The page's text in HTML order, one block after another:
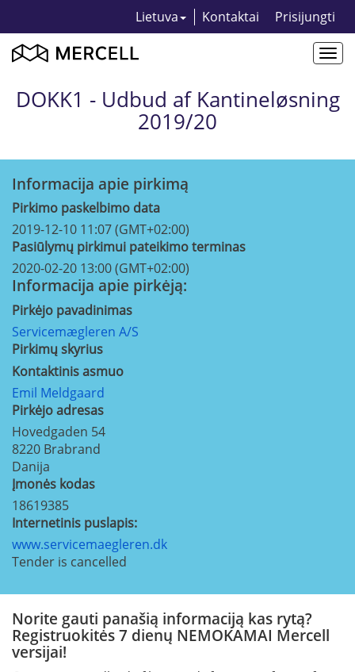
Lietuva Kontaktai Prisijungti
DOKK1 - Udbud af Kantineløsning
2019/20
Informacija apie pirkimą
Pirkimo paskelbimo data
2019-12-10 11:07 (GMT+02:00)
Pasiūlymų pirkimui pateikimo terminas
2020-02-20 13:00 (GMT+02:00)
Informacija apie pirkėją:
Pirkėjo pavadinimas
Servicemægleren A/S
Pirkimų skyrius
Kontaktinis asmuo
Emil Meldgaard
Pirkėjo adresas
Hovedgaden 54
8220 Brabrand
Danija
Įmonės kodas
18619385
Internetinis puslapis:
www.servicemaegleren.dk
Tender is cancelled
Norite gauti panašią informaciją kas rytą?
Registruokitės 7 dienų NEMOKAMAI Mercell
versijai!